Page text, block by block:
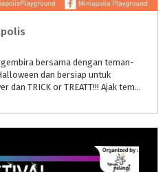
bersama dengan teman-
dan bersiap untuk
kompetisi kostum, candy Shower dan TRICK or TREATT!!! Ajak teman-teman si kecil daftar sekarang dan dapatkan promo BUY 5 GET 1.